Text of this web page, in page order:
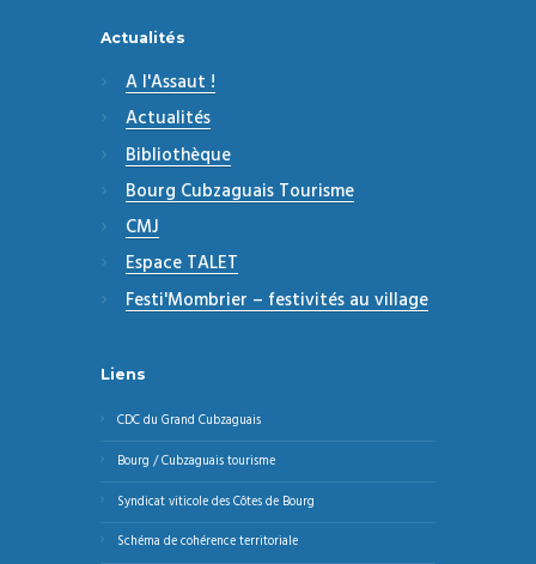
Actualités
A l'Assaut !
Actualités
Bibliothèque
Bourg Cubzaguais Tourisme
CMJ
Espace TALET
Festi'Mombrier – festivités au village
Liens
CDC du Grand Cubzaguais
Bourg / Cubzaguais tourisme
Syndicat viticole des Côtes de Bourg
Schéma de cohérence territoriale